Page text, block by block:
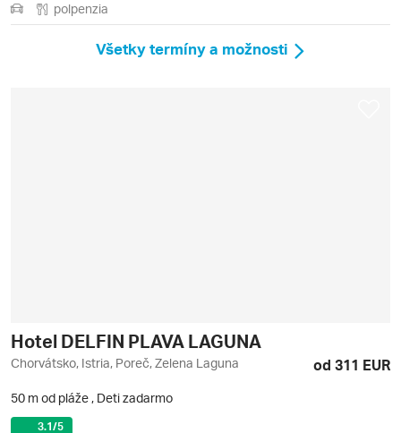
polpenzia
Všetky termíny a možnosti
Hotel DELFIN PLAVA LAGUNA
Chorvátsko, Istria, Poreč, Zelena Laguna od 311 EUR
50 m od pláže , Deti zadarmo
3.1/5